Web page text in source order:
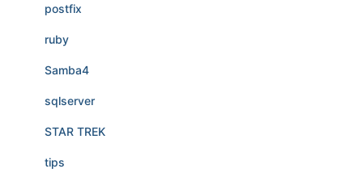
postfix
ruby
Samba4
sqlserver
STAR TREK
tips